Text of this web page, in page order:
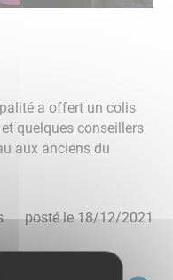
a offert un colis
quelques conseillers
aux anciens du
posté le18/12/2021